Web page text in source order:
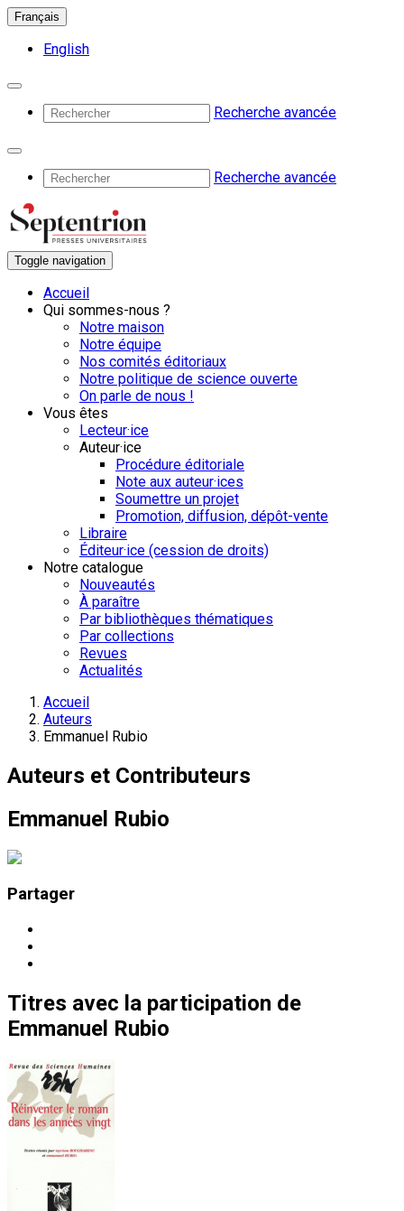
Français
English
Recherche avancée
Recherche avancée
Toggle navigation
Accueil
Qui sommes-nous ?
Notre maison
Notre équipe
Nos comités éditoriaux
Notre politique de science ouverte
On parle de nous !
Vous êtes
Lecteur·ice
Auteur·ice
Procédure éditoriale
Note aux auteur·ices
Soumettre un projet
Promotion, diffusion, dépôt-vente
Libraire
Éditeur·ice (cession de droits)
Notre catalogue
Nouveautés
À paraître
Par bibliothèques thématiques
Par collections
Revues
Actualités
Accueil
Auteurs
Emmanuel Rubio
Auteurs et Contributeurs
Emmanuel Rubio
Partager
Titres avec la participation de
Emmanuel Rubio